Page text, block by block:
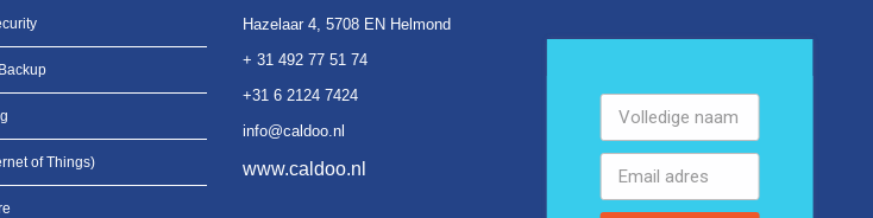
of Things)
Hazelaar 4, 5708 EN Helmond
+ 31 492 77 51 74
+31 6 2124 7424
info@caldoo.nl
www.caldoo.nl